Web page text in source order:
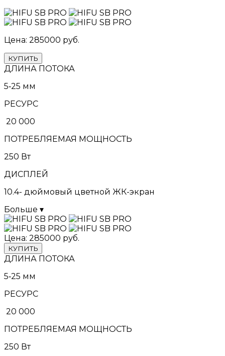
Цена: 285000 руб.
КУПИТЬ
ДЛИНА ПОТОКА
5‑25 мм
РЕСУРС
20 000
ПОТРЕБЛЯЕМАЯ МОЩНОСТЬ
250 Вт
ДИСПЛЕЙ
10.4- дюймовый цветной ЖК-экран
Больше ▾
Цена: 285000 руб.
КУПИТЬ
ДЛИНА ПОТОКА
5‑25 мм
РЕСУРС
20 000
ПОТРЕБЛЯЕМАЯ МОЩНОСТЬ
250 Вт